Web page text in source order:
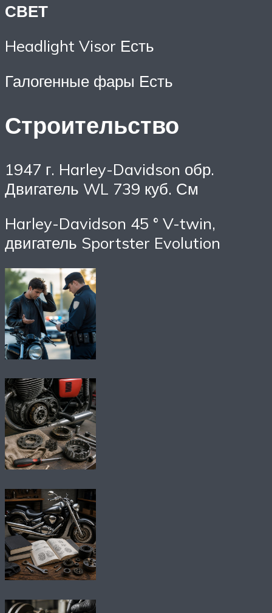
СВЕТ
Headlight Visor Есть
Галогенные фары Есть
Строительство
1947 г. Harley-Davidson обр.
Двигатель WL 739 куб. См
Harley-Davidson 45 ° V-twin,
двигатель Sportster Evolution